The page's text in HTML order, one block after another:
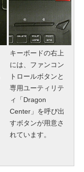
キーボードの右上
には、ファンコン
トロールボタンと
専用ユーティリテ
ィ「Dragon
Center」を呼び出
すボタンが用意さ
れています。